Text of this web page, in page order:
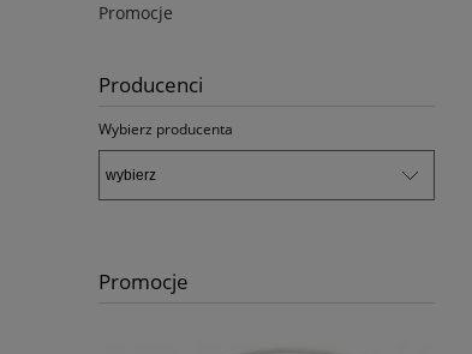
Promocje
Producenci
Wybierz producenta
Promocje